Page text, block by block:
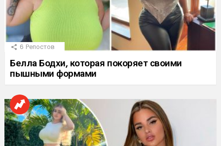
6 Репостов
Белла Бодхи, которая покоряет своими
пышными формами